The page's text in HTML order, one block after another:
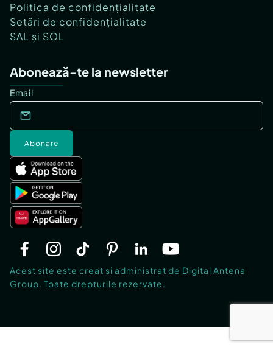
Politica de confidențialitate
Setări de confidențialitate
SAL și SOL
Abonează-te la newsletter
Email
Abonare
Acest site este creat si administrat de Digital Antena
Group. Toate drepturile rezervate.